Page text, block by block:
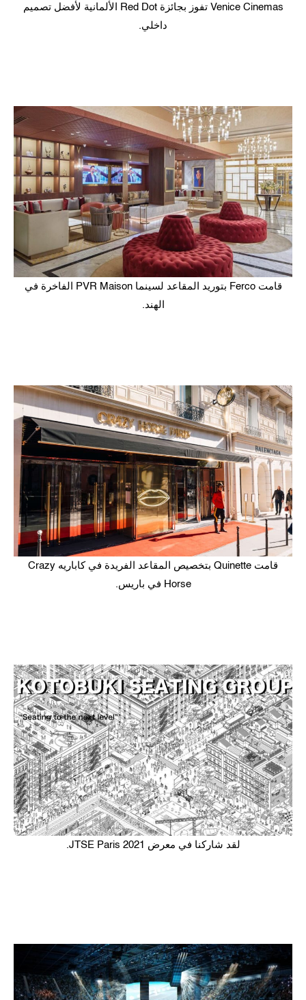
Venice Cinemas تفوز بجائزة Red Dot الألمانية لأفضل تصميم
داخلي.
قامت Ferco بتوريد المقاعد لسينما PVR Maison الفاخرة في
الهند.
قامت Quinette بتخصيص المقاعد الفريدة في كاباريه Crazy
Horse في باريس.
لقد شاركنا في معرض JTSE Paris 2021.